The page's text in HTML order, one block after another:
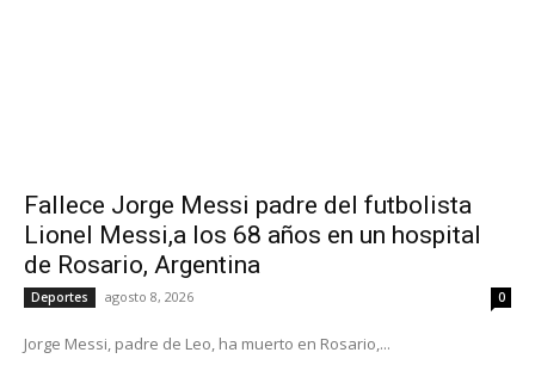
Fallece Jorge Messi padre del futbolista
Lionel Messi,a los 68 años en un hospital
de Rosario, Argentina
Deportes agosto 8, 2026 0
Jorge Messi, padre de Leo, ha muerto en Rosario,...